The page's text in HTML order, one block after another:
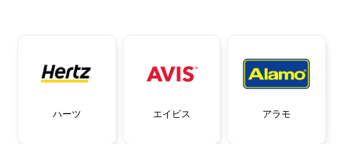
ハーツ エイビス アラモ